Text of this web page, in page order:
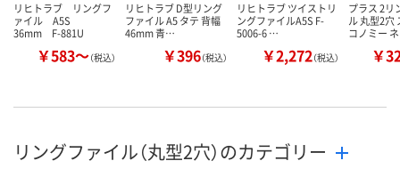
リヒトラブ リングフ
ァイル A5S
36mm F-881U
￥583～（税込）
リヒトラブ D型リング
ファイル A5 タテ 背幅
46mm 青…
￥396（税込）
リヒトラブ ツイストリ
ングファイルA5S F-
5006-6 …
￥2,272（税込）
プラス 2リ
ル 丸型2穴
コノミー
￥
リングファイル（丸型2穴）のカテゴリー